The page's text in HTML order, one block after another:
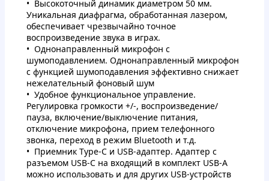
Высокоточный динамик диаметром 50 мм.
Уникальная диафрагма, обработанная лазером,
обеспечивает чрезвычайно точное
воспроизведение звука в играх.
Однонаправленный микрофон с
шумоподавлением. Однонаправленный микрофон
с функцией шумоподавления эффективно снижает
нежелательный фоновый шум
Удобное функциональное управление.
Регулировка громкости +/-, воспроизведение/
пауза, включение/выключение питания,
отключение микрофона, прием телефонного
звонка, переход в режим Bluetooth и т.д.
Приемник Type-C и USB-адаптер. Адаптер с
разъемом USB-C на входящий в комплект USB-A
можно использовать и для других USB-устройств